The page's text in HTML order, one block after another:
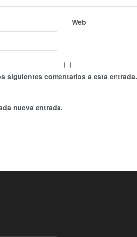
Web
siguientes comentarios a esta entrada.
nueva entrada.